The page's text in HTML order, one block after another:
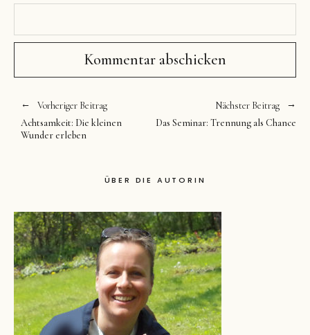
Vorheriger Beitrag
Achtsamkeit: Die kleinen
Wunder erleben
Nächster Beitrag
Das Seminar: Trennung als Chance
ÜBER DIE AUTORIN